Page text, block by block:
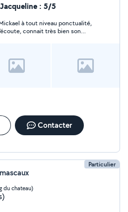
: 5/5
à tout niveau ponctualité,
connait très bien son
Contacter
Particulier
du chateau)